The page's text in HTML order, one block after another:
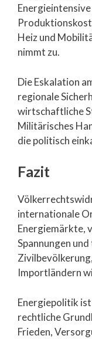
Heiz und
nimmt zu.
Die Eskalation
regionale
wirtschaftliche
Militärisches
die politisch
Fazit
internationale
Energiemärkte,
Spannungen
Importländern
Energiepolitik
rechtliche
Frieden,